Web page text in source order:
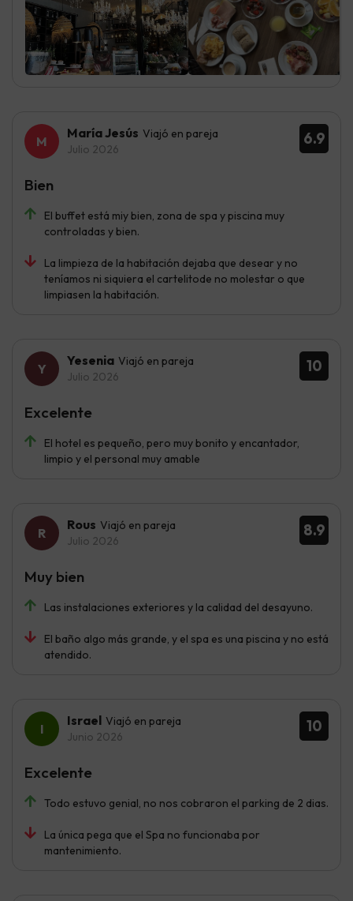
6.9
María Jesús Viajó en pareja
Julio 2026
El buffet está miy bien, zona de spa y piscina muy
controladas y bien.
La limpieza de la habitación dejaba que desear y no
teníamos ni siquiera el cartelitode no molestar o que
limpiasen la habitación.
Bien
10
Yesenia Viajó en pareja
Julio 2026
El hotel es pequeño, pero muy bonito y encantador,
limpio y el personal muy amable
Excelente
8.9
Rous Viajó en pareja
Julio 2026
Las instalaciones exteriores y la calidad del desayuno.
El baño algo más grande, y el spa es una piscina y no está
atendido.
Muy bien
10
Israel Viajó en pareja
Junio 2026
Todo estuvo genial, no nos cobraron el parking de 2 dias.
La única pega que el Spa no funcionaba por
mantenimiento.
Excelente